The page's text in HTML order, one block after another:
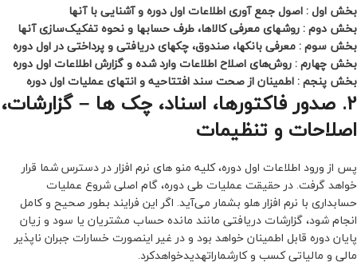
بخش اول : اصول جمع آوری اطلاعات اول دوره و آشنایی با آنها
بخش دوم : روشهای معرفی کالاها، طرف حسابها و نحوه تفکیک‌سازی آنها
بخش سوم : معرفی بانکها، صندوق، چکهای دریافتی و پرداختی در اول دوره
بخش چهارم : روش‌های اصلاح اطلاعات وارد شده و گزارش اطلاعات اول دوره
بخش پنجم : اطمینان از صحت سند افتتاحیه و انتهای عملیات اول دوره
2. صدور فاکتورها، اسناد، چک ها – گزارشات،
اصلاحات و تنظیمات
پس از ورود اطلاعات اول دوره، کلیه منو های نرم افزار در دسترس شما قرار
خواهد گرفت. در حقیقت عملیات طی دوره، گام اصلی شروع عملیات
حسابداری با نرم افزار هلو بشمار می‌آید. اگر این فرایند بطور صحیح و کامل
انجام شود، گزارشات دریافتی مانند مانده حساب مشتریان یا سود و زیان
پایان دوره قابل اطمینان خواهد بود و در غیر اینصورت خسارات جبران ناپذیر
مالی و مالیاتی کسب و کارشماراتهدیدخواهدکرد.